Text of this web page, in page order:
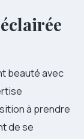
beauté avec
à prendre
de se